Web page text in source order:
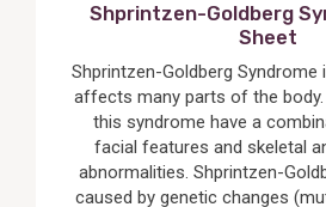
Shprintzen-Goldberg
Sheet
Shprintzen-Goldberg
affects many parts of the body.
this syndrome have a
facial features and skeletal
abnormalities. Shprintzen-
caused by genetic changes